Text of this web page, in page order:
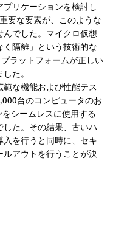
プリケーションを検討し
要な要素が、このような
でした。マイクロ仮想
隔離」という技術的な
ラットフォームが正しい
た。
な機能および性能テス
台のコンピュータのお
シームレスに使用する
た。その結果、古いハ
入を行うと同時に、セキ
ルアウトを行うことが決